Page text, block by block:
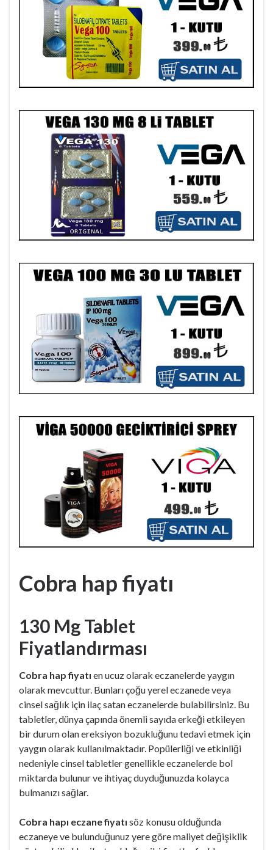
Cobra hap fiyatı
130 Mg Tablet
Fiyatlandırması
Cobra hap fiyatı en ucuz olarak eczanelerde yaygın
olarak mevcuttur. Bunları çoğu yerel eczanede veya
cinsel sağlık için ilaç satan eczanelerde bulabilirsiniz. Bu
tabletler, dünya çapında önemli sayıda erkeği etkileyen
bir durum olan ereksiyon bozukluğunu tedavi etmek için
yaygın olarak kullanılmaktadır. Popülerliği ve etkinliği
nedeniyle cinsel tabletler genellikle eczanelerde bol
miktarda bulunur ve ihtiyaç duyduğunuzda kolayca
bulmanızı sağlar.
Cobra hapı eczane fiyatı söz konusu olduğunda
eczaneye ve bulunduğunuz yere göre maliyet değişiklik